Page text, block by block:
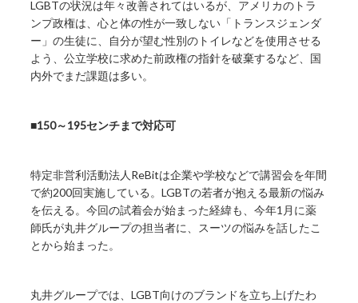
LGBTの状況は年々改善されてはいるが、アメリカのトラ
ンプ政権は、心と体の性が一致しない「トランスジェンダ
ー」の生徒に、自分が望む性別のトイレなどを使用させる
よう、公立学校に求めた前政権の指針を破棄するなど、国
内外でまだ課題は多い。
■150～195センチまで対応可
特定非営利活動法人ReBitは企業や学校などで講習会を年間
で約200回実施している。LGBTの若者が抱える最新の悩み
を伝える。今回の試着会が始まった経緯も、今年1月に薬
師氏が丸井グループの担当者に、スーツの悩みを話したこ
とから始まった。
丸井グループでは、LGBT向けのブランドを立ち上げたわ